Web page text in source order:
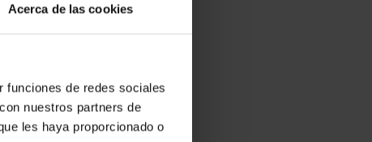
Acerca de las cookies
funciones de redes sociales
nuestros partners de
les haya proporcionado o